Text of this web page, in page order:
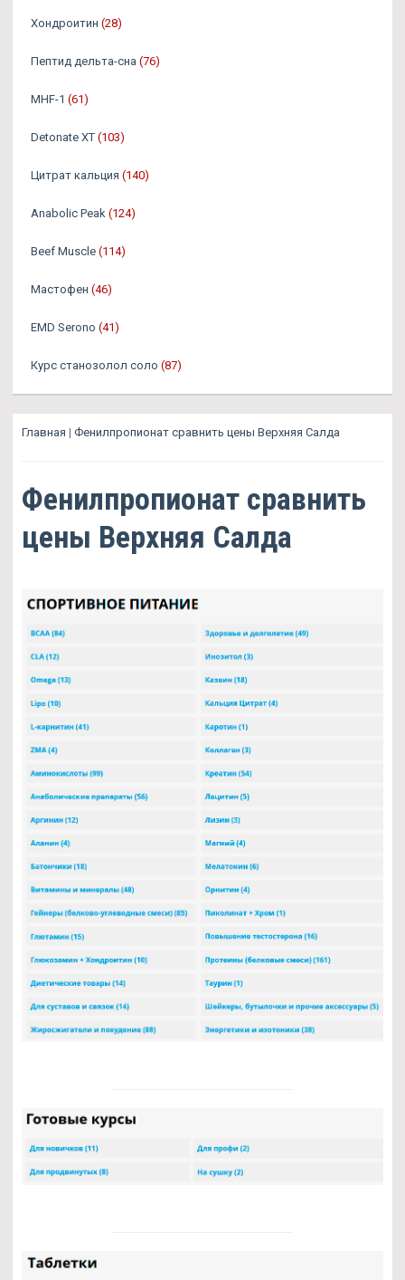
Хондроитин (28)
Пептид дельта-сна (76)
MHF-1 (61)
Detonate XT (103)
Цитрат кальция (140)
Anabolic Peak (124)
Beef Muscle (114)
Мастофен (46)
EMD Serono (41)
Курс станозолол соло (87)
Главная | Фенилпропионат сравнить цены Верхняя Салда
Фенилпропионат сравнить
цены Верхняя Салда